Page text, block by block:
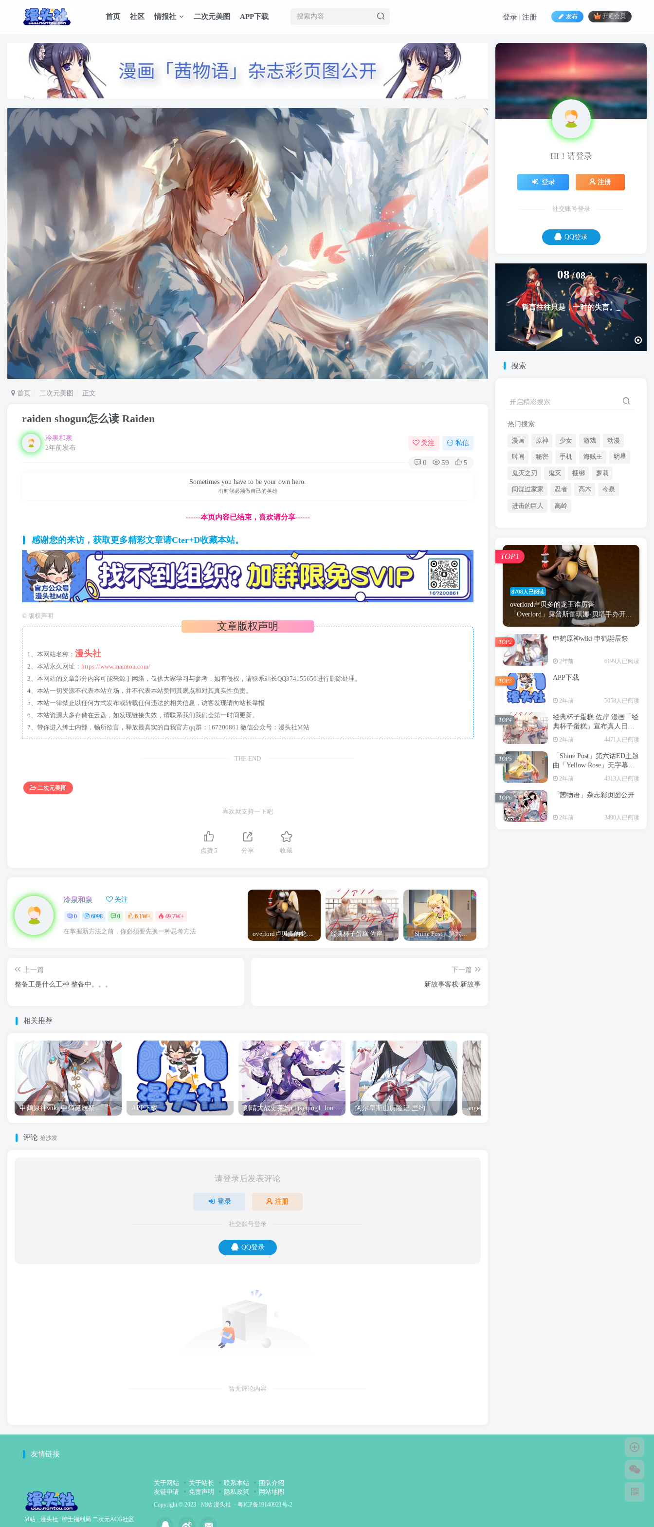
首页 社区 情报社 二次元美图 APP下载 发布 开通会员
登录 注册
首页 二次元美图 正文
raiden shogun怎么读 Raiden
冷泉和泉
2年前发布
关注 私信
0 59 5
Sometimes you have to be your own hero.
有时候必须做自己的英雄
------本页内容已结束，喜欢请分享------
感谢您的来访，获取更多精彩文章请Cter+D收藏本站。
© 版权声明
文章版权声明
1、本网站名称： 漫头社
2、本站永久网址： https://www.mamtou.com/
3、本网站的文章部分内容可能来源于网络，仅供大家学习与参考，如有侵权，请联系站长QQ374155650进行删除处理。
4、本站一切资源不代表本站立场，并不代表本站赞同其观点和对其真实性负责。
5、本站一律禁止以任何方式发布或转载任何违法的相关信息，访客发现请向站长举报
6、本站资源大多存储在云盘，如发现链接失效，请联系我们我们会第一时间更新。
7、带你进入绅士内部，畅所欲言，释放最真实的自我官方qq群：167200861 微信公众号：漫头社M站
THE END
二次元美图
喜欢就支持一下吧
点赞 5 分享 收藏
冷泉和泉 关注
0 6098 0 6.1W+ 49.7W+
在掌握新方法之前，你必须要先换一种思考方法 overlord卢贝多的龙王谁厉害 「Overlord」露普斯蕾琪娜·贝塔手办开订 经典杯子蛋糕 佐岸 漫画「经典杯子蛋糕」宣布真人日剧化 「Shine Post」第六话ED主题曲「Yellow Rose」无字幕MV公开
上一篇
整备工是什么工种 整备中。。。
下一篇
新故事客栈 新故事
相关推荐
申鹤原神wiki 申鹤诞辰祭 APP下载 刻晴大战史莱姆(1)keqing1_loop_s_1080(2) 刻晴 阿尔卑斯山历险记 里约 angel yeah火影忍者 Angel
评论 抢沙发
请登录后发表评论
登录 注册
社交账号登录
QQ登录
暂无评论内容
HI！请登录
登录 注册
社交账号登录
QQ登录
08 08
誓言往往只是，一时的失言。
搜索
开启精彩搜索
热门搜索
漫画 原神 少女 游戏 动漫
时间 秘密 手机 海贼王 明星
鬼灭之刃 鬼灭 捆绑 萝莉
间谍过家家 忍者 高木 今泉
进击的巨人 高岭
8708人已阅读
overlord卢贝多的龙王谁厉害
「Overlord」露普斯蕾琪娜·贝塔手办开...
TOP1
申鹤原神wiki 申鹤诞辰祭
2年前 6199人已阅读
TOP2
APP下载
2年前 5058人已阅读
TOP3
经典杯子蛋糕 佐岸 漫画「经
典杯子蛋糕」宣布真人日剧
化
2年前 4471人已阅读
TOP4
「Shine Post」第六话ED主题
曲「Yellow Rose」无字幕MV
公开
2年前 4313人已阅读
TOP5
「茜物语」杂志彩页图公开
2年前 3490人已阅读
TOP6
友情链接
M站 - 漫头社 | 绅士福利局 二次元ACG社区
关于网站 关于站长 联系本站
团队介绍
友链申请
免责声明 隐私政策 网站地图
Copyright © 2023 · M站 漫头社 · 粤ICP备19140921号-2